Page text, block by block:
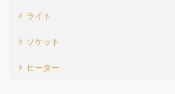
ライト
ソケット
ヒーター